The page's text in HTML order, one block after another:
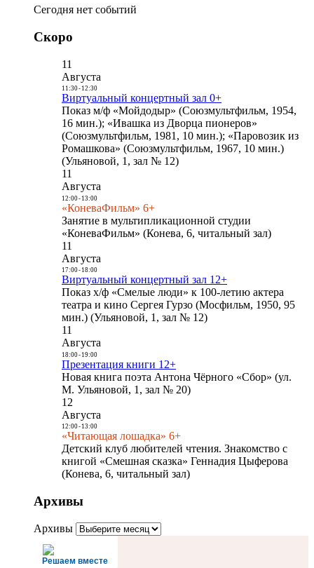
Сегодня нет событий
Скоро
11
Августа
11:30- 12:30
Виртуальный концертный зал 0+
Показ м/ф «Мойдодыр» (Союзмультфильм, 1954,
16 мин.); «Ивашка из Дворца пионеров»
(Союзмультфильм, 1981, 10 мин.); «Паровозик из
Ромашкова» (Союзмультфильм, 1967, 10 мин.)
(Ульяновой, 1, зал № 12)
11
Августа
12:00- 13:00
«КоневаФильм» 6+
Занятие в мультипликационной студии
«КоневаФильм» (Конева, 6, читальный зал)
11
Августа
17:00- 18:00
Виртуальный концертный зал 12+
Показ х/ф «Смелые люди» к 100-летию актера
театра и кино Сергея Гурзо (Мосфильм, 1950, 95
мин.) (Ульяновой, 1, зал № 12)
11
Августа
18:00- 19:00
Презентация книги 12+
Новая книга поэта Антона Чёрного «Сбор» (ул.
М. Ульяновой, 1, зал № 20)
12
Августа
12:00- 13:00
«Читающая лошадка» 6+
Детский клуб любителей чтения. Знакомство с
книгой «Смешная сказка» Геннадия Цыферова
(Конева, 6, читальный зал)
Архивы
Архивы
Решаем вместе